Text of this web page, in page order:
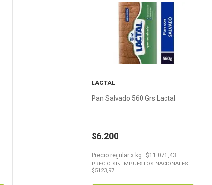
Ver Producto
LACTAL
Pan Salvado 560 Grs Lactal
$6.200
Precio regularx kg.: $11.071,43
PRECIO SIN IMPUESTOS NACIONALES:
$5123,97